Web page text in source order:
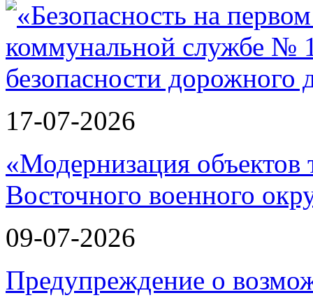
17-07-2026
«Модернизация объектов
Восточного военного
09-07-2026
Предупреждение о